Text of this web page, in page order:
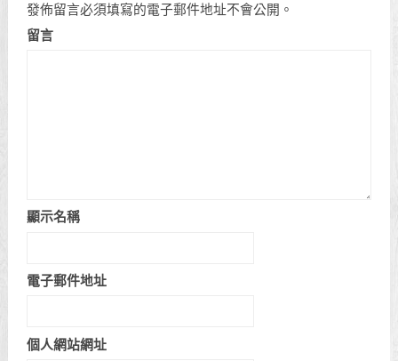
發佈留言必須填寫的電子郵件地址不會公開。
留言
顯示名稱
電子郵件地址
個人網站網址